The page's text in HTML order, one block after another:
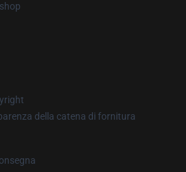
della catena di fornitura